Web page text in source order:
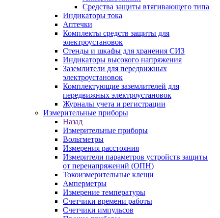
Средства защиты втягивающего типа
Индикаторы тока
Аптечки
Комплекты средств защиты для
электроустановок
Стенды и шкафы для хранения СИЗ
Индикаторы высокого напряжения
Заземлители для передвижных
электроустановок
Комплектующие заземлителей для
передвижных электроустановок
Журналы учета и регистрации
Измерительные приборы
Назад
Измерительные приборы
Вольтметры
Измерения расстояния
Измерители параметров устройств защиты
от перенапряжений (ОПН)
Токоизмерительные клещи
Амперметры
Измерение температуры
Счетчики времени работы
Счетчики импульсов